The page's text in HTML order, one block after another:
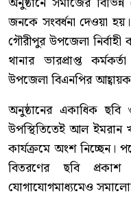
জনকে সংবর্ধনা দেওয়া
গৌরীপুর উপজেলা নির্বাহী
থানার ভারপ্রাপ্ত
উপজেলা বিএনপির
অনুষ্ঠানের একাধিক
উপস্থিতিতেই আল ইমরান
কার্যক্রমে অংশ
বিতরণের ছবি
যোগাযোগমাধ্যমেও